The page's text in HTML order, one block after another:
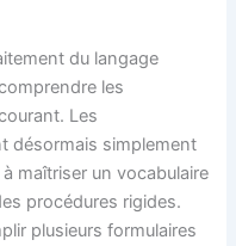
du langage
les
Les
désormais simplement
maîtriser un vocabulaire
procédures rigides.
plusieurs formulaires